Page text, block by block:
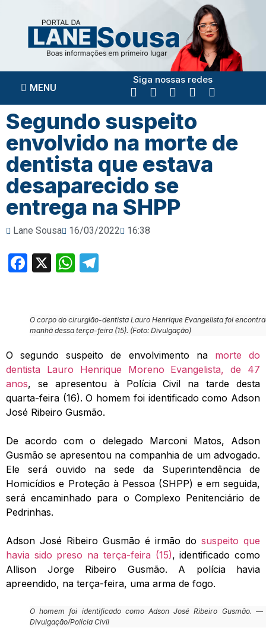
MENU
Siga nossas redes
Segundo suspeito
envolvido na morte de
dentista que estava
desaparecido se
entrega na SHPP
Lane Sousa 16/03/2022 16:38
Facebook
X WhatsApp
O corpo do cirurgião-dentista Lauro Henrique Evangelista foi
manhã dessa terça-feira (15). (Foto: Divulgação)
O segundo suspeito de envolvimento na morte do
dentista Lauro Henrique Moreno Evangelista, de 47
anos, se apresentou à Polícia Civil na tarde desta
quarta-feira (16). O homem foi identificado como Adson
José Ribeiro Gusmão.
De acordo com o delegado Marconi Matos, Adson
Gusmão se apresentou na companhia de um advogado.
Ele será ouvido na sede da Superintendência de
Homicídios e Proteção à Pessoa (SHPP) e em seguida,
será encaminhado para o Complexo Penitenciário de
Pedrinhas.
Adson José Ribeiro Gusmão é irmão do suspeito que
havia sido preso na terça-feira (15), identificado como
Allison Jorge Ribeiro Gusmão. A polícia havia
apreendido, na terça-feira, uma arma de fogo.
O homem foi identificado como Adson José Ribeiro Gusmão. —
Divulgação/Polícia Civil